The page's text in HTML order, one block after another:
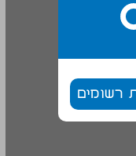
רשומים